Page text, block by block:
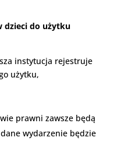
dzieci do użytku
instytucja rejestruje
użytku,
prawni zawsze będą
wydarzenie będzie